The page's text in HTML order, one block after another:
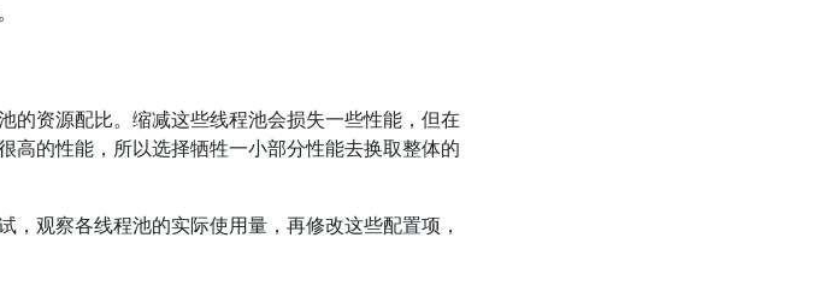
的资源配比。缩减这些线程池会损失一些性能，但在
高的性能，所以选择牺牲一小部分性能去换取整体的
观察各线程池的实际使用量，再修改这些配置项，